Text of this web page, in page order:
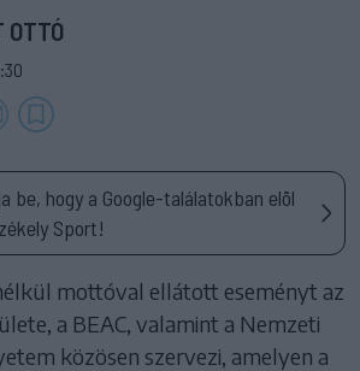
OTTÓ
be, hogy a Google-találatokban elöl
Sport!
mottóval ellátott eseményt az
a BEAC, valamint a Nemzeti
közösen szervezi, amelyen a